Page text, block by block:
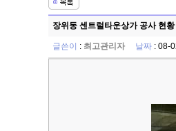
장위동 센트럴타운상가 공사 현
글쓴이 : 최고관리자 날짜 : 08-